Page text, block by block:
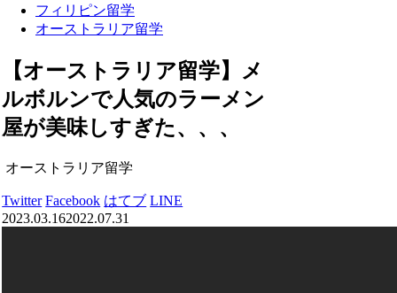
フィリピン留学
オーストラリア留学
【オーストラリア留学】メ
ルボルンで人気のラーメン
屋が美味しすぎた、、、
オーストラリア留学
Twitter Facebook はてブ LINE
2023.03.162022.07.31